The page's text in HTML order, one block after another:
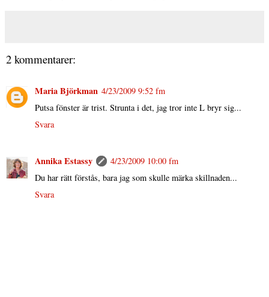
2 kommentarer:
Maria Björkman 4/23/2009 9:52 fm
Putsa fönster är trist. Strunta i det, jag tror inte L bryr sig...
Svara
Annika Estassy
4/23/2009 10:00 fm
Du har rätt förstås, bara jag som skulle märka skillnaden...
Svara